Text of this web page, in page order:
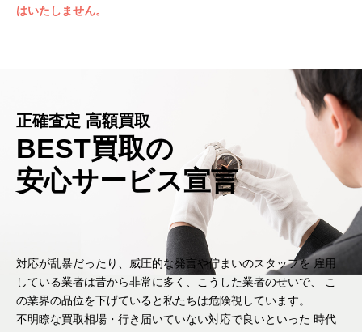
はいたしません。
正確査定 高額買取
BEST買取の
安心サービス宣言
対応が乱暴だったり、威圧的な発言や佇まいのスタッフを雇用
している業者は昔から非常に多く、こうした業者のせいで、
こ
の業界の品位を下げていると私たちは危険視しています。
不明瞭な買取相場・行き届いていない対応で良いといった 時代